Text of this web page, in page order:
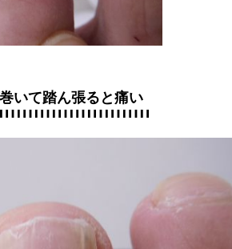
いて踏ん張ると痛い